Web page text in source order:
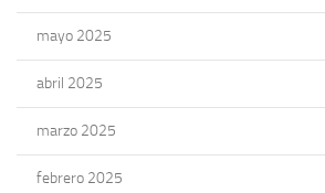
mayo 2025
abril 2025
marzo 2025
febrero 2025